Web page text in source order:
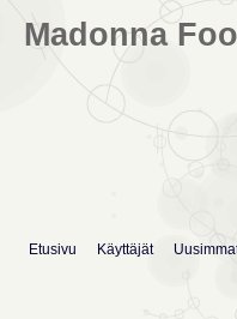
Madonna
Etusivu Käyttäjät